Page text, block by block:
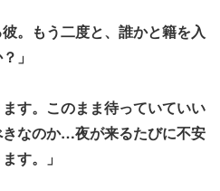
。もう二度と、誰かと籍を入
」
す。このまま待っていていい
なのか…夜が来るたびに不安
す。」